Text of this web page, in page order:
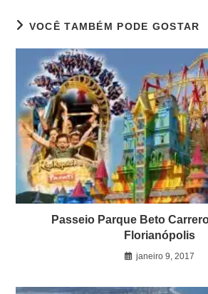
VOCÊ TAMBÉM PODE GOSTAR
Passeio Parque Beto
Florianópolis
janeiro 9, 2017